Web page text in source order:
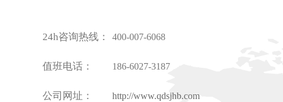
24h咨询热线： 400-007-6068
值班电话： 186-6027-3187
公司网址： http://www.qdsjhb.com